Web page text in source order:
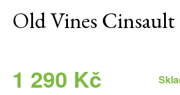
Old Vines Cinsault
1 290 Kč